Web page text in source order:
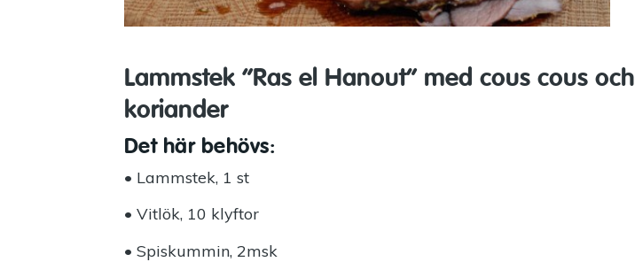
Lammstek ”Ras el Hanout” med cous cous och
koriander
Det här behövs:
• Lammstek, 1 st
• Vitlök, 10 klyftor
• Spiskummin, 2msk